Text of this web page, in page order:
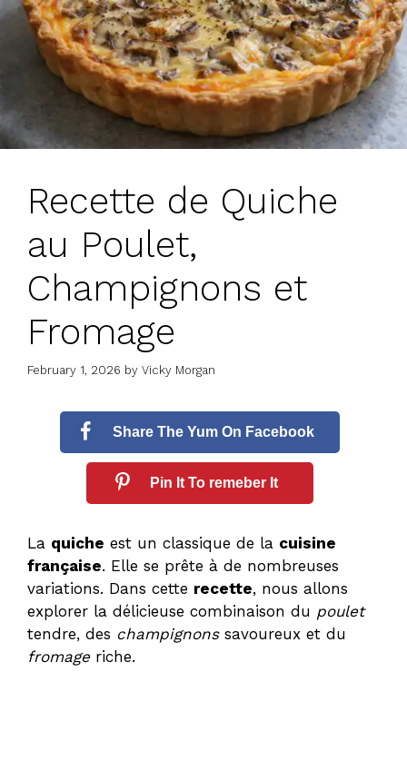
Recette de Quiche
au Poulet,
Champignons et
Fromage
February 1, 2026 by Vicky Morgan
Share The Yum On Facebook
Pin It To remeber It
La quiche est un classique de la cuisine
française. Elle se prête à de nombreuses
variations. Dans cette recette, nous allons
explorer la délicieuse combinaison du poulet
tendre, des champignonssavoureux et du
fromageriche.